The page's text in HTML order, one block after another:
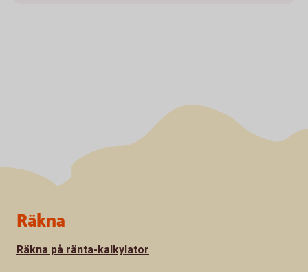
Sidfot
Räkna
Räkna på ränta-kalkylator